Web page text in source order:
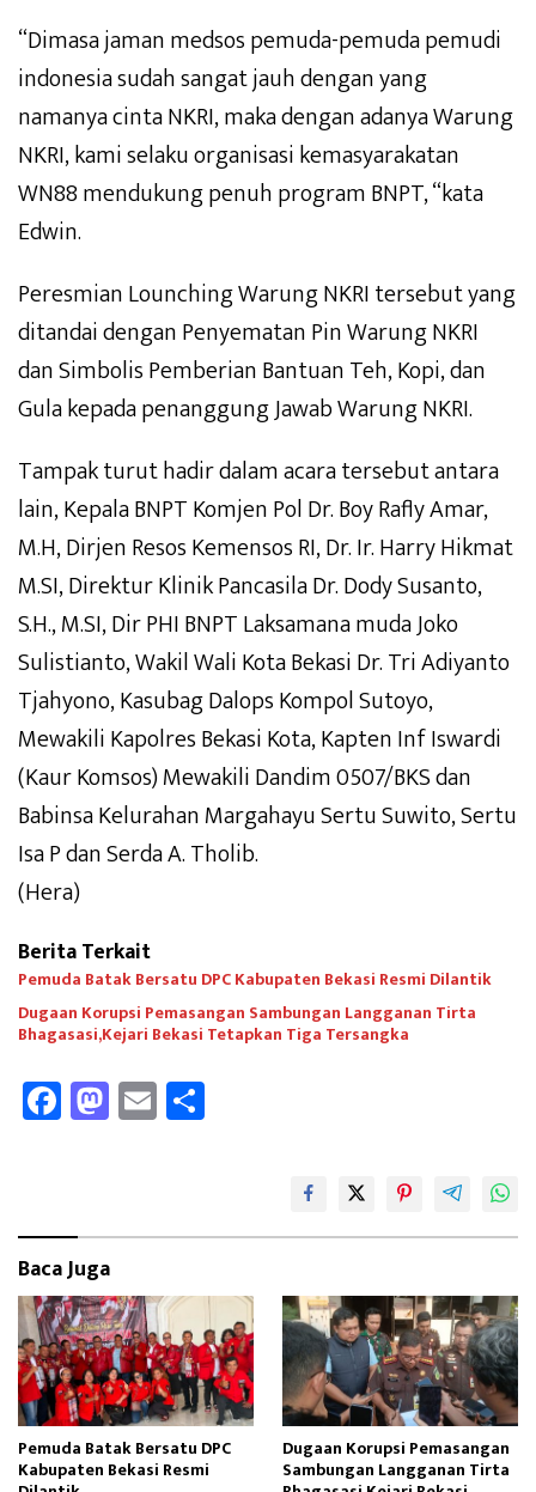
“Dimasa jaman medsos pemuda-pemuda pemudi
indonesia sudah sangat jauh dengan yang
namanya cinta NKRI, maka dengan adanya Warung
NKRI, kami selaku organisasi kemasyarakatan
WN88 mendukung penuh program BNPT, “kata
Edwin.
Peresmian Lounching Warung NKRI tersebut yang
ditandai dengan Penyematan Pin Warung NKRI
dan Simbolis Pemberian Bantuan Teh, Kopi, dan
Gula kepada penanggung Jawab Warung NKRI.
Tampak turut hadir dalam acara tersebut antara
lain, Kepala BNPT Komjen Pol Dr. Boy Rafly Amar,
M.H, Dirjen Resos Kemensos RI, Dr. Ir. Harry Hikmat
M.SI, Direktur Klinik Pancasila Dr. Dody Susanto,
S.H., M.SI, Dir PHI BNPT Laksamana muda Joko
Sulistianto, Wakil Wali Kota Bekasi Dr. Tri Adiyanto
Tjahyono, Kasubag Dalops Kompol Sutoyo,
Mewakili Kapolres Bekasi Kota, Kapten Inf Iswardi
(Kaur Komsos) Mewakili Dandim 0507/BKS dan
Babinsa Kelurahan Margahayu Sertu Suwito, Sertu
Isa P dan Serda A. Tholib.
(Hera)
Berita Terkait
Pemuda Batak Bersatu DPC Kabupaten Bekasi Resmi Dilantik
Dugaan Korupsi Pemasangan Sambungan Langganan Tirta
Bhagasasi,Kejari Bekasi Tetapkan Tiga Tersangka
Fa
ce
k
M
as
o
n
E
m
Baca Juga
Pemuda Batak Bersatu DPC
Kabupaten Bekasi Resmi
Dugaan Korupsi Pemasangan
Sambungan Langganan Tirta